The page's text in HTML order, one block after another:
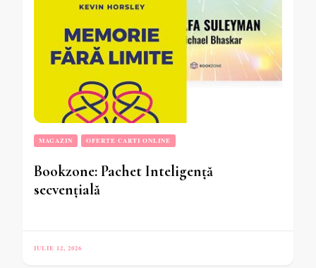
MAGAZIN OFERTE CARTI ONLINE
Bookzone: Pachet Inteligență
secvențială
IULIE 12, 2026